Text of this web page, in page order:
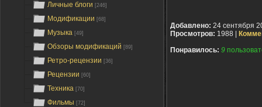
Личные блоги [246]
Модификации [68]
Музыка [49]
Обзоры модификаций [89]
Ретро-рецензии [36]
Рецензии [60]
Техника [70]
Фильмы [72]
Добавлено: 24 сентября
Просмотров: 1988 |
Понравилось: 9